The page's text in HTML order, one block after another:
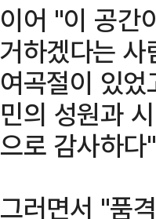
이어 "이 공간
거하겠다는
여곡절이 있
민의 성원과
으로 감사하
그러면서 "품